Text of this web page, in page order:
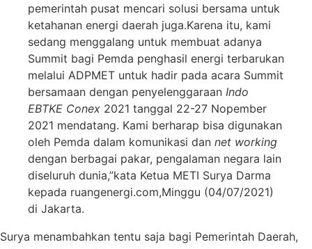
pemerintah pusat mencari solusi bersama untuk
ketahanan energi daerah juga.Karena itu, kami
sedang menggalang untuk membuat adanya
Summit bagi Pemda penghasil energi terbarukan
melalui ADPMET untuk hadir pada acara Summit
bersamaan dengan penyelenggaraan Indo
EBTKE Conex 2021 tanggal 22-27 Nopember
2021 mendatang. Kami berharap bisa digunakan
oleh Pemda dalam komunikasi dan net working
dengan berbagai pakar, pengalaman negara lain
diseluruh dunia,”kata Ketua METI Surya Darma
kepada ruangenergi.com,Minggu (04/07/2021)
di Jakarta.
Surya menambahkan tentu saja bagi Pemerintah Daerah,